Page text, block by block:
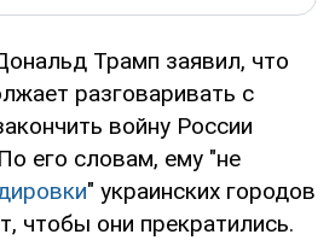
Трамп заявил, что
разговаривать с
войну России
его словам, ему "не
" украинских городов
чтобы они прекратились.